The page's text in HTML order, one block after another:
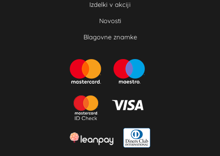
Izdelki v akciji
Novosti
Blagovne znamke